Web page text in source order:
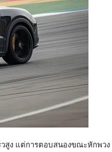
วสูง แต่การตอบสนองขณะหักพวง